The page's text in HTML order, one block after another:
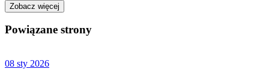
Zobacz więcej
Powiązane strony
08 sty 2026